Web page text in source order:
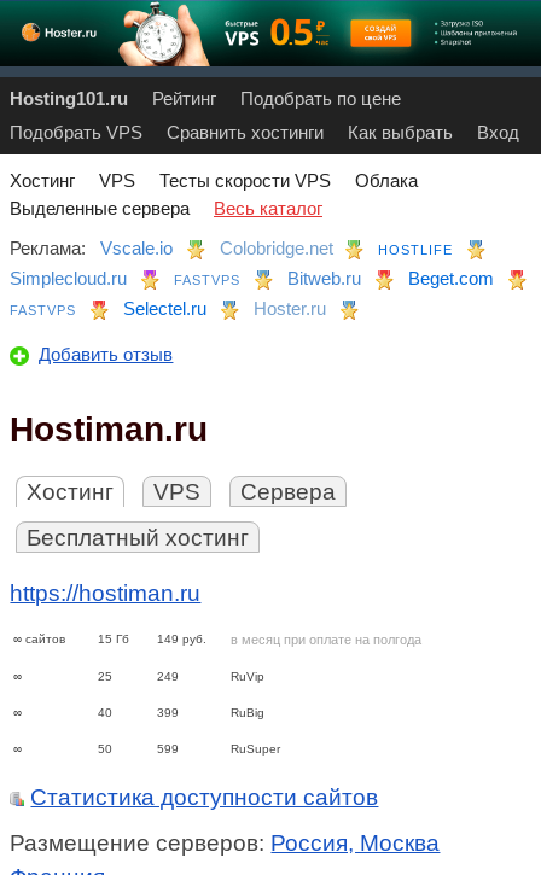
Hosting101.ru Рейтинг
Подобрать по цене
Подобрать VPS
Сравнить хостинги Как выбрать Вход
Хостинг VPS Тесты скорости VPS
Облака
Выделенные сервера
Весь каталог
Реклама:
Vscale.io Colobridge.net HOSTLIFE
Simplecloud.ru FASTVPS Bitweb.ru Beget.com
FASTVPS Selectel.ru Hoster.ru
Добавить отзыв
Hostiman.ru
Хостинг VPS
Сервера
Бесплатный хостинг
https://hostiman.ru
∞ сайтов 15 Гб 149 руб. в месяц при оплате на полгода
∞ 25 249 RuVip
∞ 40 399 RuBig
∞ 50 599 RuSuper
Статистика доступности сайтов
Размещение серверов: Россия, Москва